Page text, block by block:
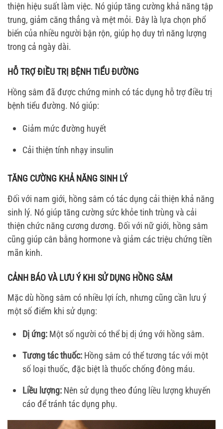
thiện hiệu suất làm việc. Nó giúp tăng cường khả năng tập
trung, giảm căng thẳng và mệt mỏi. Đây là lựa chọn phổ
biến của nhiều người bận rộn, giúp họ duy trì năng lượng
trong cả ngày dài.
HỖ TRỢ ĐIỀU TRỊ BỆNH TIỂU ĐƯỜNG
Hồng sâm đã được chứng minh có tác dụng hỗ trợ điều trị
bệnh tiểu đường. Nó giúp:
Giảm mức đường huyết
Cải thiện tính nhạy insulin
TĂNG CƯỜNG KHẢ NĂNG SINH LÝ
Đối với nam giới, hồng sâm có tác dụng cải thiện khả năng
sinh lý. Nó giúp tăng cường sức khỏe tinh trùng và cải
thiện chức năng cương dương. Đối với nữ giới, hồng sâm
cũng giúp cân bằng hormone và giảm các triệu chứng tiền
mãn kinh.
CẢNH BÁO VÀ LƯU Ý KHI SỬ DỤNG HỒNG SÂM
Mặc dù hồng sâm có nhiều lợi ích, nhưng cũng cần lưu ý
một số điểm khi sử dụng:
Dị ứng: Một số người có thể bị dị ứng với hồng sâm.
Tương tác thuốc: Hồng sâm có thể tương tác với một
số loại thuốc, đặc biệt là thuốc chống đông máu.
Liều lượng: Nên sử dụng theo đúng liều lượng khuyến
cáo để tránh tác dụng phụ.